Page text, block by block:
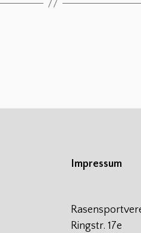
Impressum
Ringstr. 17e